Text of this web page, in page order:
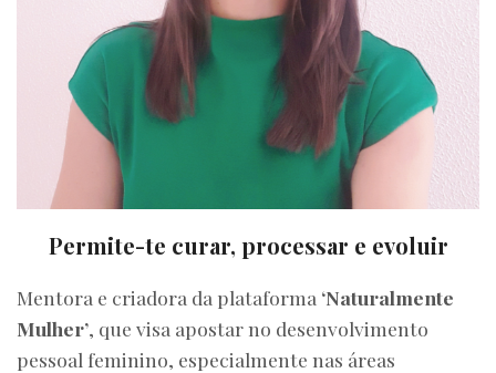
Permite-te curar, processar e evoluir
Mentora e criadora da plataforma ‘Naturalmente
Mulher’, que visa apostar no desenvolvimento
pessoal feminino, especialmente nas áreas